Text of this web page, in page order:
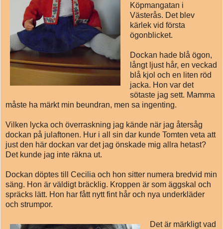
Köpmangatan i
Västerås. Det blev
kärlek vid första
ögonblicket.
Dockan hade blå ögon,
långt ljust hår, en veckad
blå kjol och en liten röd
jacka. Hon var det
sötaste jag sett. Mamma
måste ha märkt min beundran, men sa ingenting.
Vilken lycka och överraskning jag kände när jag återsåg
dockan på julaftonen. Hur i all sin dar kunde Tomten veta att
just den här dockan var det jag önskade mig allra hetast?
Det kunde jag inte räkna ut.
Dockan döptes till Cecilia och hon sitter numera bredvid min
säng. Hon är väldigt bräcklig. Kroppen är som äggskal och
spräcks lätt. Hon har fått nytt fint hår och nya underkläder
och strumpor.
Det är märkligt vad